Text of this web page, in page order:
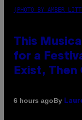
(PHOTO BY AMBER
This
for a
Exist,
6 hours agoBy